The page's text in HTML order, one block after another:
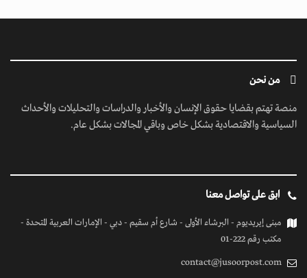
من نحن
منصة تهتم بقضايا حقوق الإنسان والأخبار والدراسات والتحليلات والأحداث
السياسية والاقتصادية بشكل خاص وباقي المجالات بشكل عام.
ابق على تواصل معنا
مبنى إيريديوم - البرشاء الأولى - شارع أم سقيم - دبي - الإمارات العربية المتحدة -
مكتب رقم 222-01
contact@jusoorpost.com